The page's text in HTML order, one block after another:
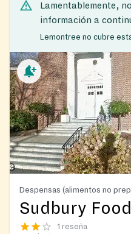
Lamentablemente,
información a
Lemontree no cubre
Despensas (alimentos no
Sudbury
1 reseña